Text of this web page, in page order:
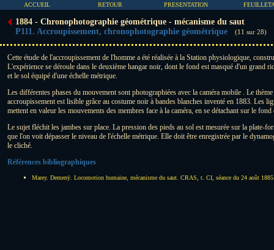
ACCUEIL RETOUR PRESENTATION
1884 - Chronophotographie géométrique - mécanisme du saut
P111. Accroupissement, chronophotographie géométrique
(11 sur 28)
Cette étude de l'accroupissement de l'homme a été réalisée à la Station physiologique,
L'expérience se déroule dans le deuxième hangar noir, dont le fond est masqué d'un grand
et le sol équipé d'une échelle métrique.
Les différentes phases du mouvement sont photographiées avec la caméra mobile . Le thème
accroupissement est lisible grâce au costume noir à bandes blanches inventé en 1883. Les
mettent en valeur les mouvements des membres face à la caméra, en se détachant sur le
Le sujet fléchit les jambes sur place. La pression des pieds au sol est mesurée sur la plate-
que l'on voit dépasser le niveau de l'échelle métrique. Elle doit être enregistrée par le
le cliché.
Références bibliographiques
Marey. Demenÿ. Locomotion humaine, mécanisme du saut. CRAS, t. CI, séance du 24 août 1885